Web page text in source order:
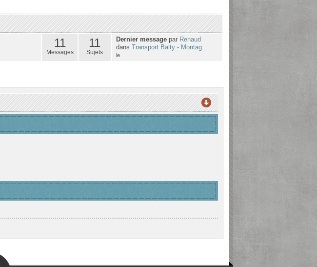
11
Messages
11
Sujets
Dernier message par Renaud
dansTransport Balty - Montag...
le